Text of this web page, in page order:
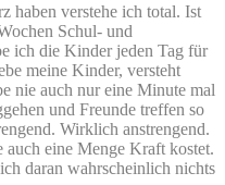
haben verstehe ich total. Ist
Schul- und
ich die Kinder jeden Tag für
meine Kinder, versteht
nie auch nur eine Minute mal
und Freunde treffen so
Wirklich anstrengend.
eine Menge Kraft kostet.
daran wahrscheinlich nichts